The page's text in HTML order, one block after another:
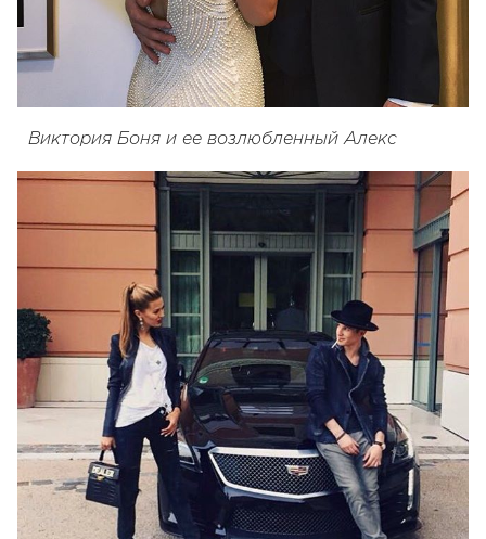
Виктория Боня и ее возлюбленный Алекс